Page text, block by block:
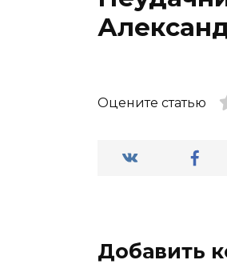
Оцените статью
Добавить